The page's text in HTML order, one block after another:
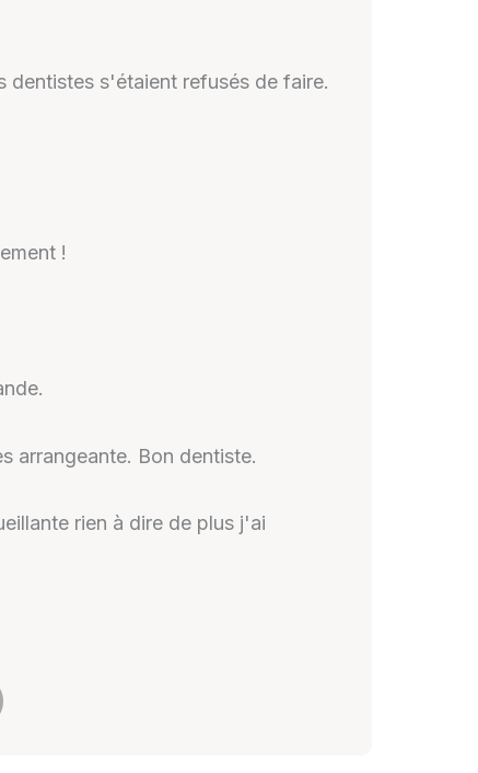
dentistes s'étaient refusés de faire.
!
arrangeante. Bon dentiste.
rien à dire de plus j'ai